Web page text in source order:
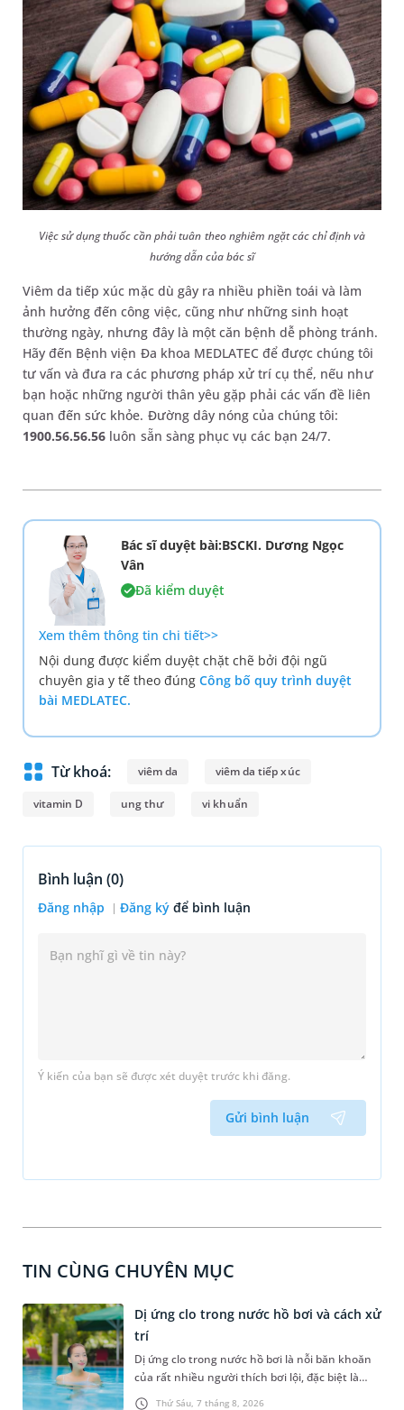
Việc sử dụng thuốc cần phải tuân theo nghiêm ngặt các chỉ định và
hướng dẫn của bác sĩ
Viêm da tiếp xúc mặc dù gây ra nhiều phiền toái và làm
ảnh hưởng đến công việc, cũng như những sinh hoạt
thường ngày, nhưng đây là một căn bệnh dễ phòng tránh.
Hãy đến Bệnh viện Đa khoa MEDLATEC để được chúng tôi
tư vấn và đưa ra các phương pháp xử trí cụ thể, nếu như
bạn hoặc những người thân yêu gặp phải các vấn đề liên
quan đến sức khỏe. Đường dây nóng của chúng tôi:
1900.56.56.56 luôn sẵn sàng phục vụ các bạn 24/7.
Bác sĩ duyệt bài:BSCKI. Dương Ngọc
Vân
Đã kiểm duyệt
Xem thêm thông tin chi tiết>>
Nội dung được kiểm duyệt chặt chẽ bởi đội ngũ
chuyên gia y tế theo đúng Công bố quy trình duyệt
bài MEDLATEC.
Từ khoá: viêm da viêm da tiếp xúc
vitamin D ung thư vi khuẩn
Bình luận (0)
Đăng nhập Đăng ký để bình luận
Ý kiến của bạn sẽ được xét duyệt trước khi đăng.
Gửi bình luận
TIN CÙNG CHUYÊN MỤC
Thứ Sáu, 7 tháng 8, 2026
Dị ứng clo trong nước hồ bơi và cách xử
trí
Dị ứng clo trong nước hồ bơi là nỗi băn khoăn
của rất nhiều người thích bơi lội, đặc biệt là
những trường hợp thường xuyên bơi ở những